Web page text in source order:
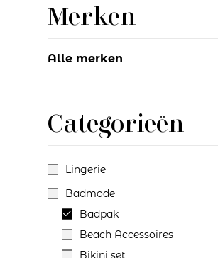
Merken
Alle merken
Categorieën
Lingerie
Badmode
Badpak
Beach Accessoires
Bikini set